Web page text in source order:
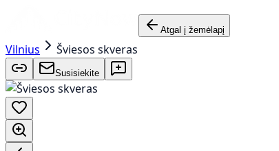
Atgal į žemėlapį
Vilnius Šviesos skveras
Susisiekite